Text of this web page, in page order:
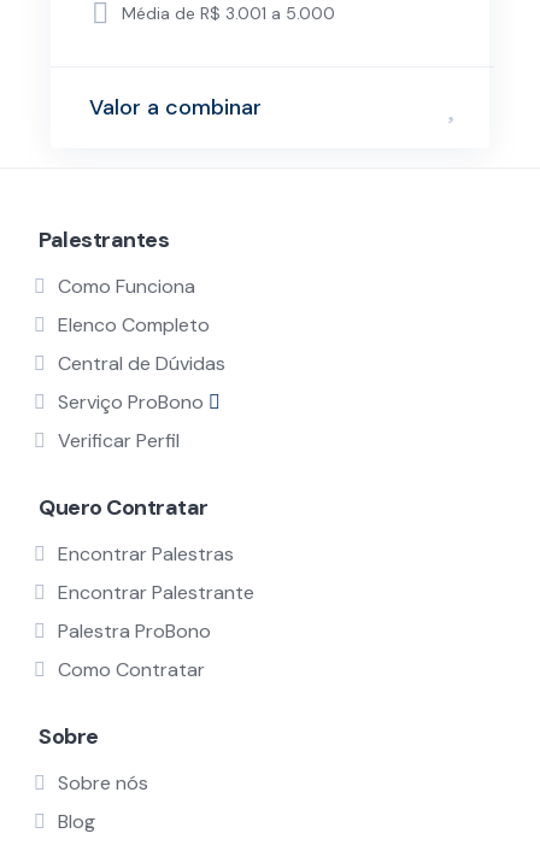
Média de R$ 3.001 a 5.000
Valor a combinar
Palestrantes
Como Funciona
Elenco Completo
Central de Dúvidas
Serviço ProBono
Verificar Perfil
Quero Contratar
Encontrar Palestras
Encontrar Palestrante
Palestra ProBono
Como Contratar
Sobre
Sobre nós
Blog